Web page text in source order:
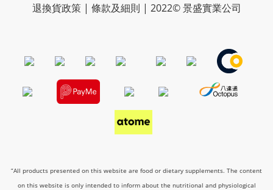
退換貨政策 | 條款及細則 | 2022© 景盛實業公司
“All products presented on this website are food or dietary supplements. The content
on this website is only intended to inform about the nutritional and physiological